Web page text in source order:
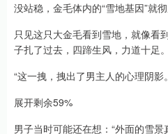
没站稳，金毛体内的“雪地基因”就彻
只见这只大金毛看到雪地，就像看
子扎了过去，四蹄生风，力道十足。
“这一拽，拽出了男主人的心理阴影
展开剩余59%
男子当时可能还在想：“外面的雪